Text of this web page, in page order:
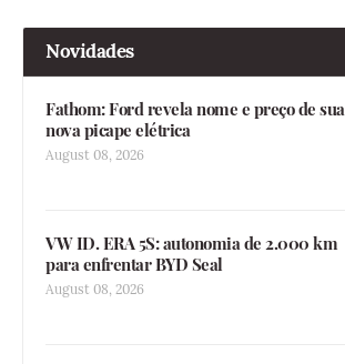
Novidades
Fathom: Ford revela nome e preço de sua
nova picape elétrica
August 08, 2026
VW ID. ERA 5S: autonomia de 2.000 km
para enfrentar BYD Seal
August 08, 2026